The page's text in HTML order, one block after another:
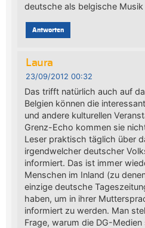
deutsche als belgische Musik
Antworten
Laura
23/09/2012 00:32
Das trifft natürlich auch auf
Belgien können die
und andere kulturellen
Grenz-Echo kommen sie
Leser praktisch täglich über
irgendwelcher deutscher
informiert. Das ist immer
Menschen im Inland (zu
einzige deutsche
haben, um in ihrer
informiert zu werden. Man
Frage, warum die DG-